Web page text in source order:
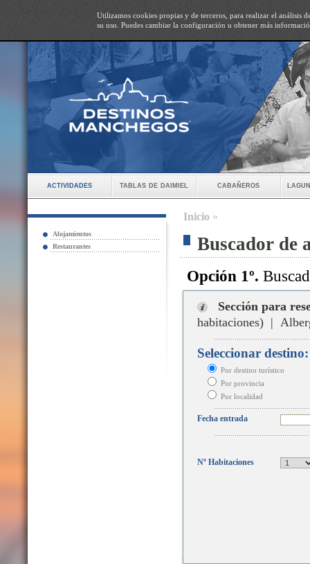
Utilizamos cookies propias y de terceros, para realizar el análisis
su uso. Puedes cambiar la configuración u obtener más
actividades tablas de daimiel cabañeros
Alojamientos
Restaurantes
Inicio »
Buscador de
Opción 1º.
Sección para
habitaciones) |
Seleccionar destino:
Por destino turístico
Por provincia
Por localidad
Fecha entrada
Nº Habitaciones